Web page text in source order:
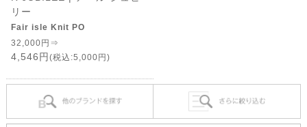
リー
Fair isle Knit PO
32,000円⇒
4,546円 (税込:5,000円)